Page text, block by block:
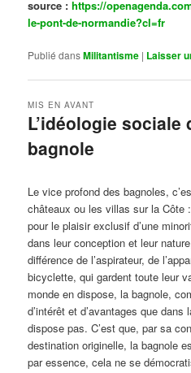
source :https://
le-pont-de-normandie?cl=fr
Publié dansMilitantisme | Laisser
L’idéologie sociale
bagnole
MIS EN AVANT
Le vice profond des bagnoles,
châteaux ou les villas sur la Côte
pour le plaisir exclusif d’une
dans leur conception et leur
différence de l’aspirateur, de
bicyclette, qui gardent toute leur
monde en dispose, la bagnole,
d’intérêt et d’avantages que
dispose pas. C’est que, par sa
destination originelle, la bagnole
par essence, cela ne se